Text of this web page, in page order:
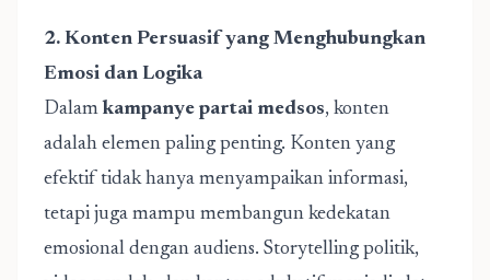
2. Konten Persuasif yang Menghubungkan
Emosi dan Logika
Dalam kampanye partai medsos, konten
adalah elemen paling penting. Konten yang
efektif tidak hanya menyampaikan informasi,
tetapi juga mampu membangun kedekatan
emosional dengan audiens. Storytelling politik,